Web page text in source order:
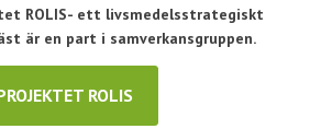
ROLIS- ett livsmedelsstrategiskt
är en part i samverkansgruppen.
ROLIS